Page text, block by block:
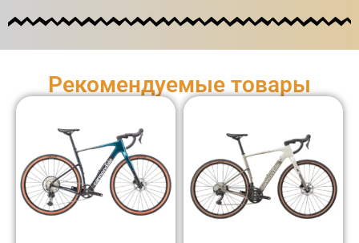
Рекомендуемые товары